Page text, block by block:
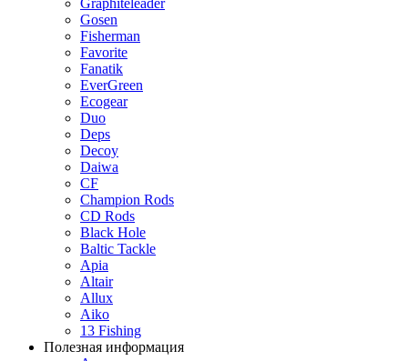
Graphiteleader
Gosen
Fisherman
Favorite
Fanatik
EverGreen
Ecogear
Duo
Deps
Decoy
Daiwa
CF
Champion Rods
CD Rods
Black Hole
Baltic Tackle
Apia
Altair
Allux
Aiko
13 Fishing
Полезная информация